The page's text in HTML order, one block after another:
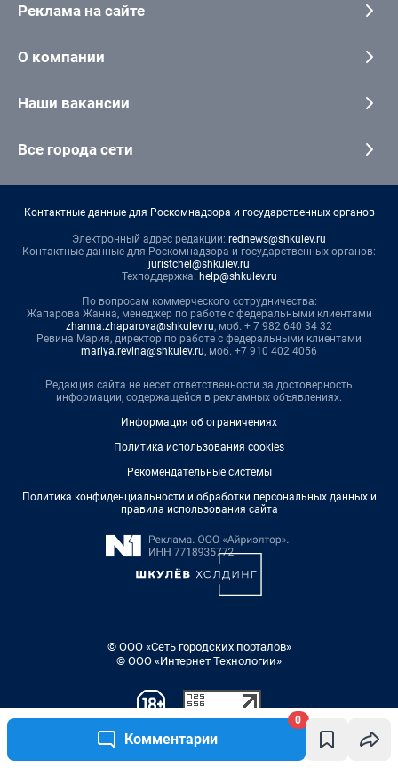
Комментарии
0
Реклама на сайте
О компании
Наши вакансии
Все города сети
Контактные данные для Роскомнадзора и государственных органов
Электронный адрес редакции: rednews@shkulev.ru
Контактные данные для Роскомнадзора и государственных органов:
juristchel@shkulev.ru
Техподдержка: help@shkulev.ru
По вопросам коммерческого сотрудничества:
Жапарова Жанна, менеджер по работе с федеральными клиентами
zhanna.zhaparova@shkulev.ru, моб. + 7 982 640 34 32
Ревина Мария, директор по работе с федеральными клиентами
mariya.revina@shkulev.ru, моб. +7 910 402 4056
Редакция сайта не несет ответственности за достоверность
информации, содержащейся в рекламных объявлениях.
Информация об ограничениях
Политика использования cookies
Рекомендательные системы
Политика конфиденциальности и обработки персональных данных и
правила использования сайта
© ООО «Сеть городских порталов»
© ООО «Интернет Технологии»